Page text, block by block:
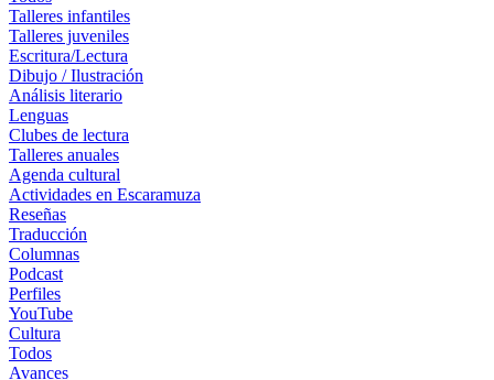
Talleres infantiles
Talleres juveniles
Escritura/Lectura
Dibujo / Ilustración
Análisis literario
Lenguas
Clubes de lectura
Talleres anuales
Agenda cultural
Actividades en Escaramuza
Reseñas
Traducción
Columnas
Podcast
Perfiles
YouTube
Cultura
Todos
Avances